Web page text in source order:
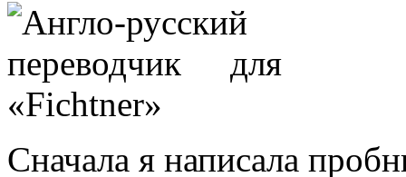
Сначала я написала